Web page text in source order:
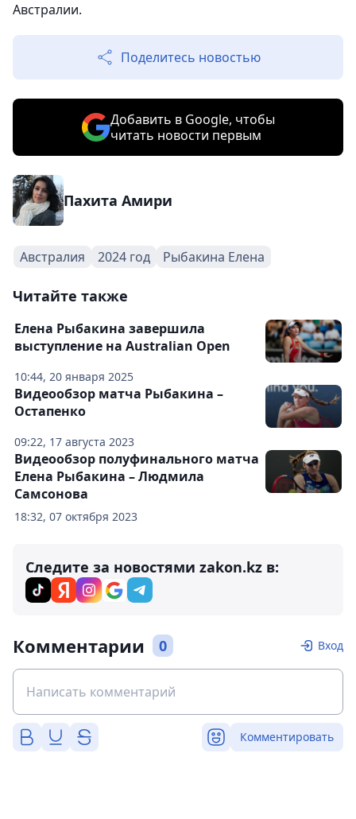
Австралии.
Поделитесь новостью
Добавить в Google, чтобы
читать новости первым
Пахита Амири
Австралия 2024 год Рыбакина Елена
Читайте также
10:44, 20 января 2025
Елена Рыбакина завершила
выступление на Australian Open
09:22, 17 августа 2023
Видеообзор матча Рыбакина –
Остапенко
18:32, 07 октября 2023
Видеообзор полуфинального матча
Елена Рыбакина – Людмила
Самсонова
Следите за новостями zakon.kz в:
Комментарии 0 Вход
Комментировать